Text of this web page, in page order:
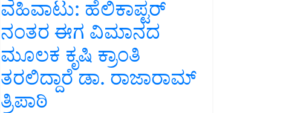
ವಹಿವಾಟು: ಹೆಲಿಕಾಪ್ಟರ್
ನಂತರ ಈಗ ವಿಮಾನದ
ಮೂಲಕ ಕೃಷಿ ಕ್ರಾಂತಿ
ತರಲಿದ್ದಾರೆ ಡಾ. ರಾಜಾರಾಮ್
ತ್ರಿಪಾಠಿ